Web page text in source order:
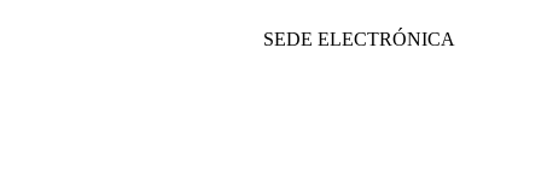
SEDE ELECTRÓNICA